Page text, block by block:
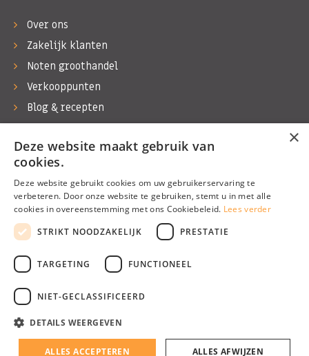
Over ons
Zakelijk klanten
Noten groothandel
Verkooppunten
Blog & recepten
Werken bij Bas Boer Noten
Contact
©1974 - 2026 Bas Boer Noten
Algemene voorwaarden Privacy Policy
×
Deze website maakt gebruik van
cookies.
Deze website gebruikt cookies om uw gebruikerservaring te
verbeteren. Door onze website te gebruiken, stemt u in met alle
cookies in overeenstemming met ons Cookiebeleid. Lees verder
STRIKT NOODZAKELIJK
PRESTATIE
TARGETING FUNCTIONEEL
NIET-GECLASSIFICEERD
DETAILS WEERGEVEN
ALLES ACCEPTEREN ALLES AFWIJZEN